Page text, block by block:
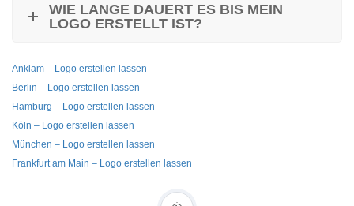
WIE LANGE DAUERT ES BIS MEIN
LOGO ERSTELLT IST?
Anklam – Logo erstellen lassen
Berlin – Logo erstellen lassen
Hamburg – Logo erstellen lassen
Köln – Logo erstellen lassen
München – Logo erstellen lassen
Frankfurt am Main – Logo erstellen lassen